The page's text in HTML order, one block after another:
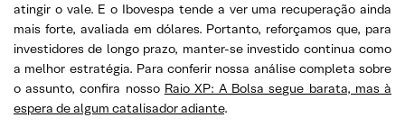
atingir o vale. E o Ibovespa tende a ver uma recuperação ainda
mais forte, avaliada em dólares. Portanto, reforçamos que, para
investidores de longo prazo, manter-se investido continua como
a melhor estratégia. Para conferir nossa análise completa sobre
o assunto, confira nosso Raio XP: A Bolsa segue barata, mas à
espera de algum catalisador adiante.